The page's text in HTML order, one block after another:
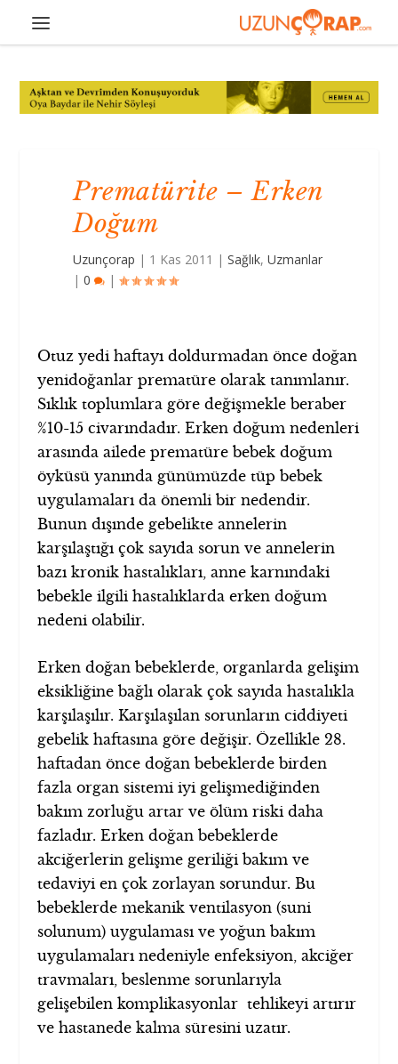
Prematürite – Erken
Doğum
Uzunçorap | 1 Kas 2011 |Sağlık,Uzmanlar
|0 |
Otuz yedi haftayı doldurmadan önce doğan
yenidoğanlar prematüre olarak tanımlanır.
Sıklık toplumlara göre değişmekle beraber
%10-15 civarındadır. Erken doğum nedenleri
arasında ailede prematüre bebek doğum
öyküsü yanında günümüzde tüp bebek
uygulamaları da önemli bir nedendir.
Bunun dışınde gebelikte annelerin
karşılaştığı çok sayıda sorun ve annelerin
bazı kronik hastalıkları, anne karnındaki
bebekle ilgili hastalıklarda erken doğum
nedeni olabilir.
Erken doğan bebeklerde, organlarda gelişim
eksikliğine bağlı olarak çok sayıda hastalıkla
karşılaşılır. Karşılaşılan sorunların ciddiyeti
gebelik haftasına göre değişir. Özellikle 28.
haftadan önce doğan bebeklerde birden
fazla organ sistemi iyi gelişmediğinden
bakım zorluğu artar ve ölüm riski daha
fazladır. Erken doğan bebeklerde
akciğerlerin gelişme geriliği bakım ve
tedaviyi en çok zorlayan sorundur. Bu
bebeklerde mekanik ventilasyon (suni
solunum) uygulaması ve yoğun bakım
uygulamaları nedeniyle enfeksiyon, akciğer
travmaları, beslenme sorunlarıyla
gelişebilen komplikasyonlar tehlikeyi artırır
ve hastanede kalma süresini uzatır.